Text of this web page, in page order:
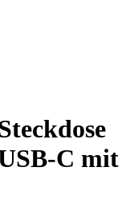
C mit